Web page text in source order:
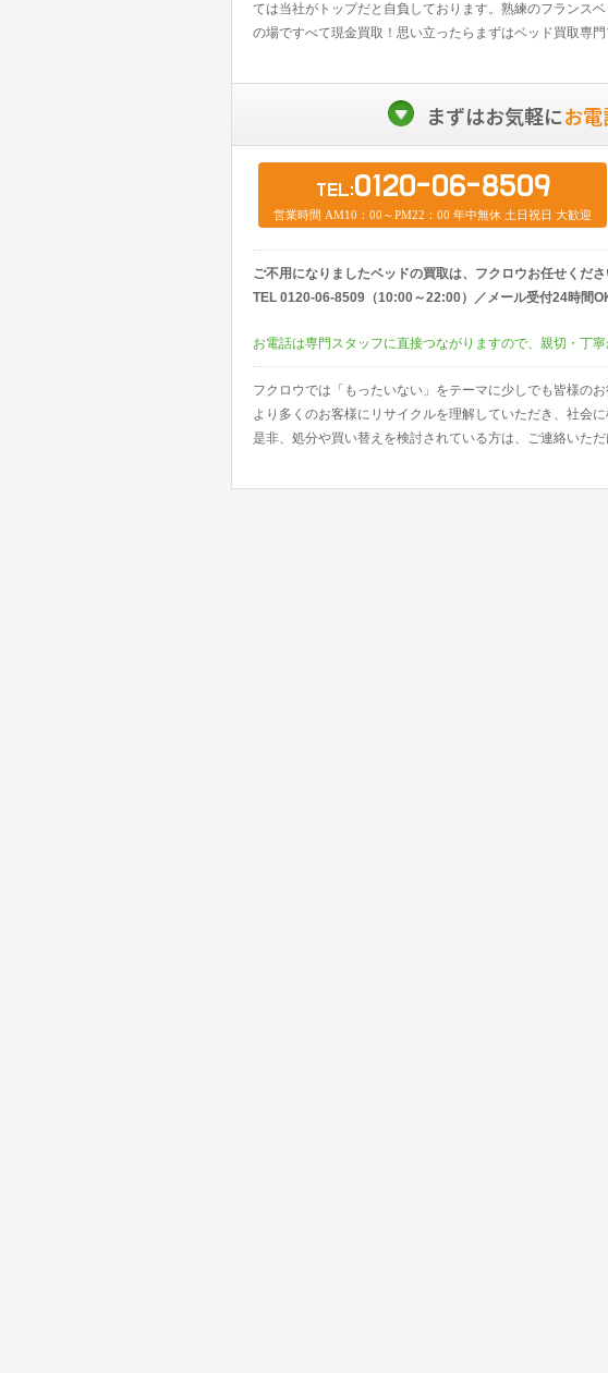
ては当社がトップだと自負しております。熟練のフランス
の場ですべて現金買取！思い立ったらまずはベッド買取専
まずはお気軽にお
TEL:0120-06-8509
営業時間 AM10：00～PM22：00 年中無休 土日祝日 大歓迎
ご不用になりましたベッドの買取は、フクロウお任せくださ
TEL 0120-06-8509（10:00～22:00）／メール受付24時間
お電話は専門スタッフに直接つながりますので、親切・丁
フクロウでは「もったいない」をテーマに少しでも皆様の
より多くのお客様にリサイクルを理解していただき、社会
是非、処分や買い替えを検討されている方は、ご連絡いただ